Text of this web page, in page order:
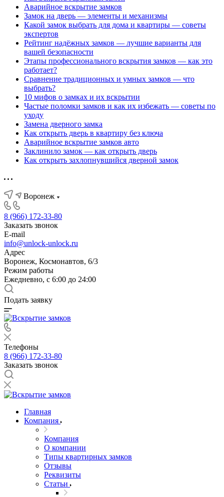
Аварийное вскрытие замков
Замок на дверь — элементы и механизмы
Какой замок выбрать для дома и квартиры — советы
экспертов
Рейтинг надёжных замков — лучшие варианты для
вашей безопасности
Этапы профессионального вскрытия замков — как это
работает?
Сравнение традиционных и умных замков — что
выбрать?
10 мифов о замках и их вскрытии
Частые поломки замков и как их избежать — советы по
уходу
Замена дверного замка
Как открыть дверь в квартиру без ключа
Аварийное вскрытие замков авто
Заклинило замок — как открыть дверь
Как открыть захлопнувшийся дверной замок
Воронеж
8 (966) 172-33-80
Заказать звонок
E-mail
info@unlock-unlock.ru
Адрес
Воронеж, Космонавтов, 6/3
Режим работы
Ежедневно, с 6:00 до 24:00
Подать заявку
Телефоны
8 (966) 172-33-80
Заказать звонок
Главная
Компания
Компания
О компании
Типы квартирных замков
Отзывы
Реквизиты
Статьи